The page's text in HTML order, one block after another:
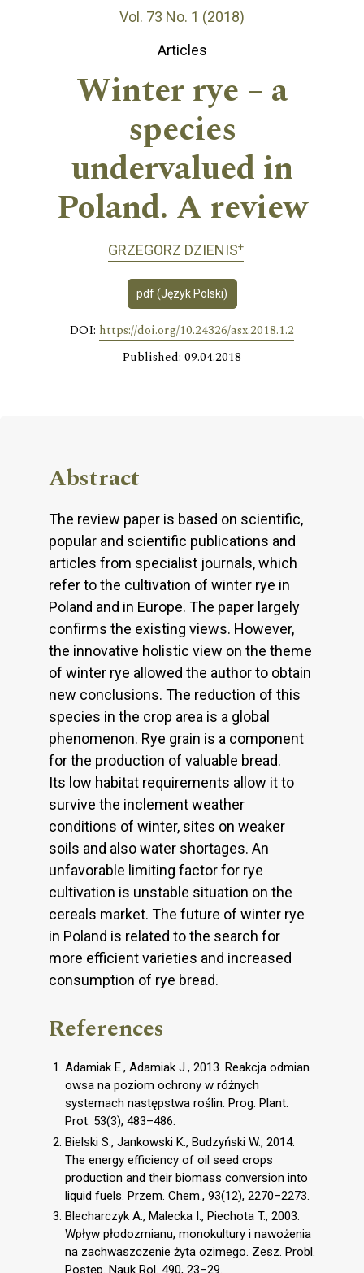
Vol. 73 No. 1 (2018)
Articles
Winter rye – a
species
undervalued in
Poland. A review
GRZEGORZ DZIENIS+
pdf (Język Polski)
DOI: https://doi.org/10.24326/asx.2018.1.2
Published: 09.04.2018
Abstract
The review paper is based on scientific,
popular and scientific publications and
articles from specialist journals, which
refer to the cultivation of winter rye in
Poland and in Europe. The paper largely
confirms the existing views. However,
the innovative holistic view on the theme
of winter rye allowed the author to obtain
new conclusions. The reduction of this
species in the crop area is a global
phenomenon. Rye grain is a component
for the production of valuable bread.
Its low habitat requirements allow it to
survive the inclement weather
conditions of winter, sites on weaker
soils and also water shortages. An
unfavorable limiting factor for rye
cultivation is unstable situation on the
cereals market. The future of winter rye
in Poland is related to the search for
more efficient varieties and increased
consumption of rye bread.
References
Adamiak E., Adamiak J., 2013. Reakcja odmian
owsa na poziom ochrony w różnych
systemach następstwa roślin. Prog. Plant.
Prot. 53(3), 483–486.
Bielski S., Jankowski K., Budzyński W., 2014.
The energy efficiency of oil seed crops
production and their biomass conversion into
liquid fuels. Przem. Chem., 93(12), 2270–2273.
Blecharczyk A., Malecka I., Piechota T., 2003.
Wpływ płodozmianu, monokultury i nawożenia
na zachwaszczenie żyta ozimego. Zesz. Probl.
Postęp. Nauk Rol. 490, 23–29.